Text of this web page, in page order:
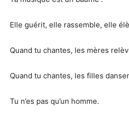
Elle guérit, elle rassemble, elle
Quand tu chantes, les mères
Quand tu chantes, les filles
Tu n’es pas qu’un homme.